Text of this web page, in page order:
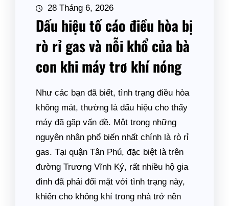
28 Tháng 6, 2026
Dấu hiệu tố cáo điều hòa bị
rò rỉ gas và nỗi khổ của bà
con khi máy trơ khí nóng
Như các bạn đã biết, tình trạng điều hòa
không mát, thường là dấu hiệu cho thấy
máy đã gặp vấn đề. Một trong những
nguyên nhân phổ biến nhất chính là rò rỉ
gas. Tại quận Tân Phú, đặc biệt là trên
đường Trương Vĩnh Ký, rất nhiều hộ gia
đình đã phải đối mặt với tình trạng này,
khiến cho không khí trong nhà trở nên